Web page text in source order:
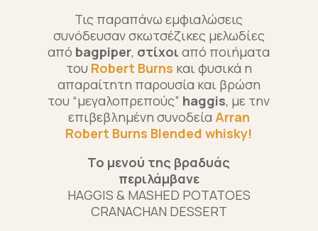
Τις παραπάνω εμφιαλώσεις
συνόδευσαν σκωτσέζικες μελωδίες
από bagpiper, στίχοι από ποιήματα
του Robert Burns και φυσικά η
απαραίτητη παρουσία και βρώση
του “μεγαλοπρεπούς” haggis, με την
επιβεβλημένη συνοδεία Arran
Robert Burns Blendedwhisky!
Το μενού της βραδυάς
περιλάμβανε
HAGGIS & MASHED POTATOES
CRANACHAN DESSERT